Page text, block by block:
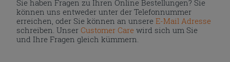
Sie haben Fragen zu Ihren Online Bestellungen? Sie
können uns entweder unter der Telefonnummer
erreichen, oder Sie können an unsereE-Mail Adresse
schreiben. UnserCustomer Care wird sich um Sie
und Ihre Fragen gleich kümmern.